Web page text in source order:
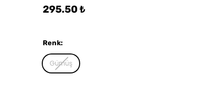
295.50 ₺
Renk:
Gümüş